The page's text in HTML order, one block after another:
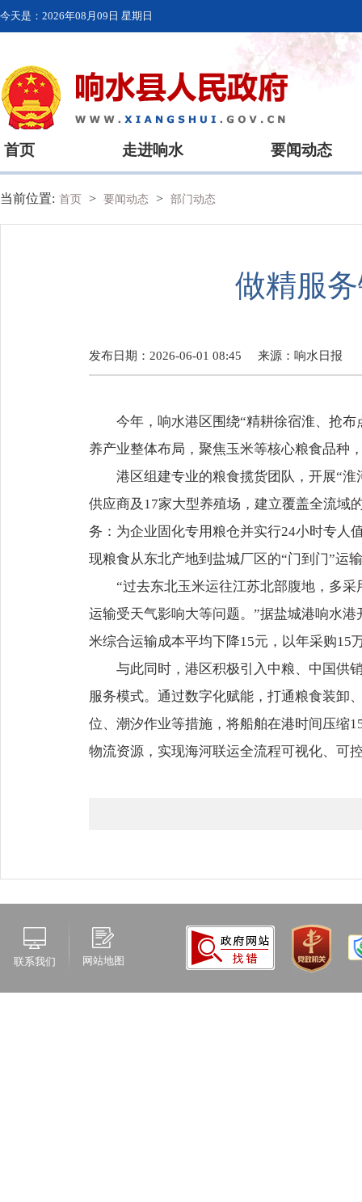
今天是： 2026年08月09日 星期日
首页 走进响水 要闻动态
当前位置: 首页 > 要闻动态 > 部门动态
做精服
发布日期：2026-06-01 08:45 来源： 响水日报
今年，响水港区围绕“精耕徐宿淮、抢
养产业整体布局，聚焦玉米等核心粮食品种
港区组建专业的粮食揽货团队，开展“
供应商及17家大型养殖场，建立覆盖全流域
务：为企业固化专用粮仓并实行24小时专人
现粮食从东北产地到盐城厂区的“门到门”运
“过去东北玉米运往江苏北部腹地，多
运输受天气影响大等问题。”据盐城港响水
米综合运输成本平均下降15元，以年采购15
与此同时，港区积极引入中粮、中国供
服务模式。通过数字化赋能，打通粮食装卸
位、潮汐作业等措施，将船舶在港时间压缩
物流资源，实现海河联运全流程可视化、可
联系我们 网站地图